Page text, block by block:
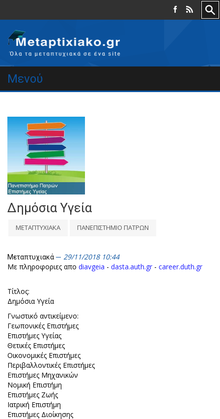
Μενού
Δημόσια Υγεία
ΜΕΤΑΠΤΥΧΙΑΚΑ ΠΑΝΕΠΙΣΤΗΜΙΟ ΠΑΤΡΩΝ
Μεταπτυχιακά
29/11/2018 10:44
Με πληροφοριες απο diavgeia - dasta.auth.gr - career.duth.gr
Τίτλος:
Δημόσια Υγεία
Γνωστικό αντικείμενο:
Γεωπονικές Επιστήμες
Επιστήμες Υγείας
Θετικές Επιστήμες
Οικονομικές Επιστήμες
Περιβαλλοντικές Επιστήμες
Επιστήμες Μηχανικών
Νομική Επιστήμη
Επιστήμες Ζωής
Ιατρική Επιστήμη
Επιστήμες Διοίκησης